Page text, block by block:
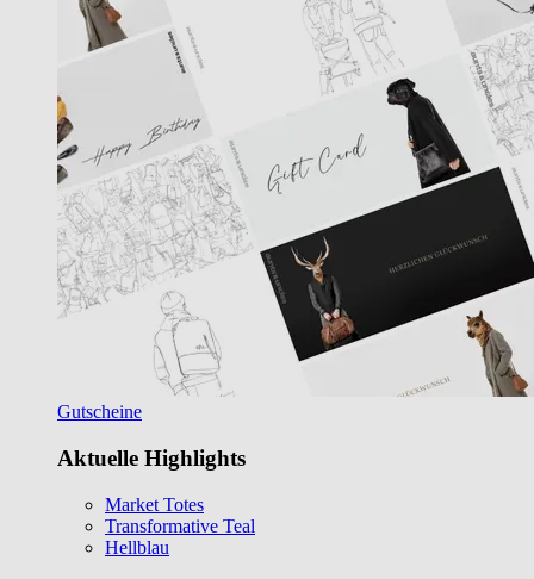
Gutscheine
Aktuelle Highlights
Market Totes
Transformative Teal
Hellblau